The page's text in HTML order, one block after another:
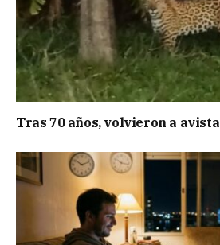
Tras 70 años, volvieron a